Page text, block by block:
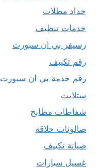
حداد مظلات
خدمات تنظيف
رسيفر بي ان سبورت
رقم تكييف
رقم خدمة بي ان سبورت
ستلايت
شفاطات مطابخ
صالونات حلاقة
صيانة تكييف
غسيل سيارات